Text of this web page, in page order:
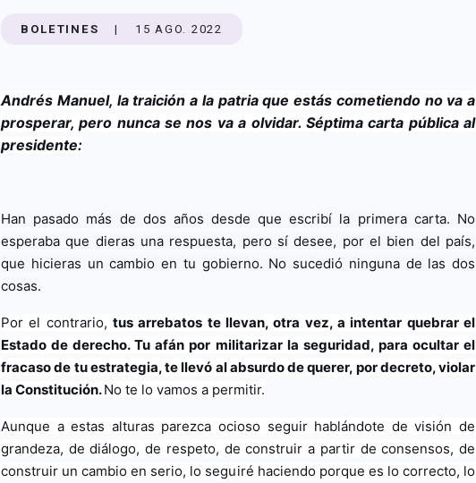
BOLETINES | 15 AGO. 2022
Andrés Manuel, la traición a la patria que estás cometiendo no va a
prosperar, pero nunca se nos va a olvidar. Séptima carta pública al
presidente:
Han pasado más de dos años desde que escribí la primera carta. No
esperaba que dieras una respuesta, pero sí desee, por el bien del país,
que hicieras un cambio en tu gobierno. No sucedió ninguna de las dos
cosas.
Por el contrario, tus arrebatos te llevan, otra vez, a intentar quebrar el
Estado de derecho. Tu afán por militarizar la seguridad, para ocultar el
fracaso de tu estrategia, te llevó al absurdo de querer, por decreto, violar
la Constitución. No te lo vamos a permitir.
Aunque a estas alturas parezca ocioso seguir hablándote de visión de
grandeza, de diálogo, de respeto, de construir a partir de consensos, de
construir un cambio en serio, lo seguiré haciendo porque es lo correcto, lo